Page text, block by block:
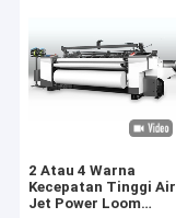
2 Atau 4 Warna
Kecepatan Tinggi Air
Jet Power Loom